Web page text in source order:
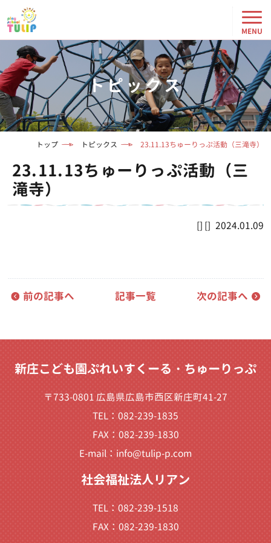
トピックス
トップ トピックス 23.11.13ちゅーりっぷ活動（三滝寺）
23.11.13ちゅーりっぷ活動（三
滝寺）
2024.01.09
前の記事へ 記事一覧 次の記事へ
新庄こども園ぷれいすくーる・ちゅーりっぷ
〒733-0801 広島県広島市西区新庄町41-27
TEL：082-239-1835
FAX：082-239-1830
E-mail： info@tulip-p.com
社会福祉法人リアン
TEL：082-239-1518
FAX：082-239-1830